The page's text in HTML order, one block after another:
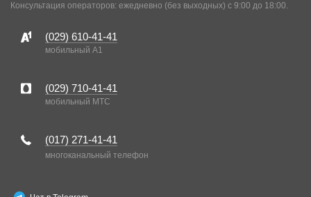
Консультация операторов: ежедневно (без выходных) с 9:00 до 18:00.
(029) 610-41-41
мобильный A1
(029) 710-41-41
мобильный MTC
(017) 271-41-41
многоканальный телефон